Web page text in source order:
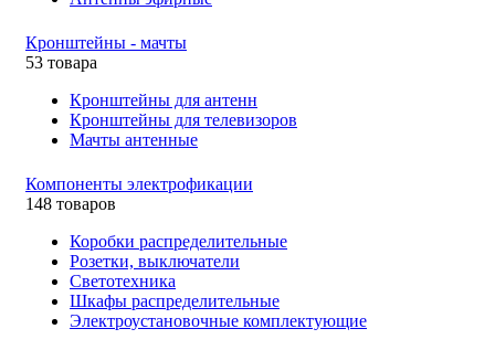
Кронштейны - мачты
53 товара
Кронштейны для антенн
Кронштейны для телевизоров
Мачты антенные
Компоненты электрофикации
148 товаров
Коробки распределительные
Розетки, выключатели
Светотехника
Шкафы распределительные
Электроустановочные комплектующие